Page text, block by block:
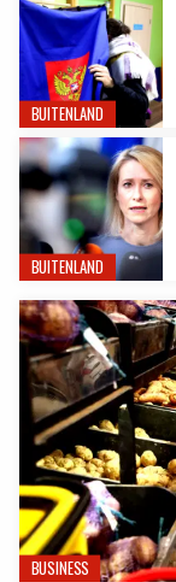
BUITENLAND
BUITENLAND
BUSINESS